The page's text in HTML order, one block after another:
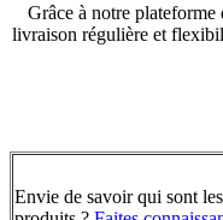
Grâce à notre plateforme
livraison régulière et
Envie de savoir qui sont